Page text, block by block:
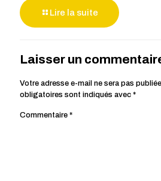
Lire la suite
Laisser un
Votre adresse e-mail ne sera pas
obligatoires sont indiqués avec *
Commentaire *